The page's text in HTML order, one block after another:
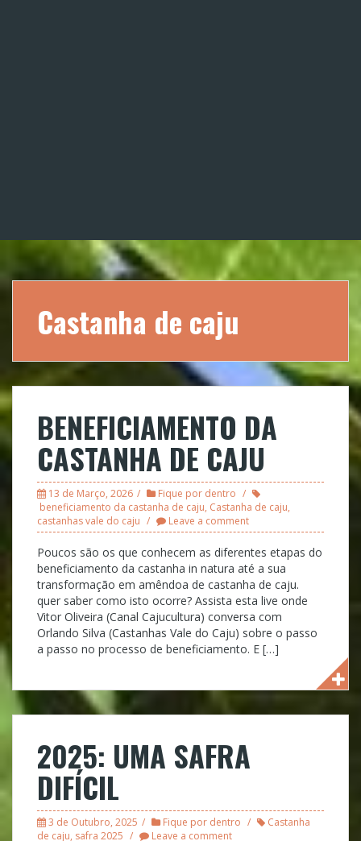
Castanha de caju
BENEFICIAMENTO DA
CASTANHA DE CAJU
13 de Março, 2026
Fique por dentro
beneficiamento da castanha de caju, Castanha de caju,
castanhas vale do caju
Leave a comment
Poucos são os que conhecem as diferentes etapas do
beneficiamento da castanha in natura até a sua
transformação em amêndoa de castanha de caju.
quer saber como isto ocorre? Assista esta live onde
Vitor Oliveira (Canal Cajucultura) conversa com
Orlando Silva (Castanhas Vale do Caju) sobre o passo
a passo no processo de beneficiamento. E […]
2025: UMA SAFRA
DIFÍCIL
3 de Outubro, 2025 Fique por dentro
Castanha
de caju, safra 2025 Leave a comment